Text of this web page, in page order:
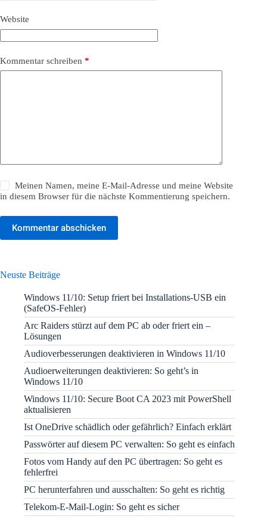
Website
Kommentar schreiben *
Meinen Namen, meine E-Mail-Adresse und meine Website
in diesem Browser für die nächste Kommentierung speichern.
Kommentar abschicken
Neuste Beiträge
Windows 11/10: Setup friert bei Installations-USB ein
(SafeOS-Fehler)
Arc Raiders stürzt auf dem PC ab oder friert ein –
Lösungen
Audioverbesserungen deaktivieren in Windows 11/10
Audioerweiterungen deaktivieren: So geht’s in
Windows 11/10
Windows 11/10: Secure Boot CA 2023 mit PowerShell
aktualisieren
Ist OneDrive schädlich oder gefährlich? Einfach erklärt
Passwörter auf diesem PC verwalten: So geht es einfach
Fotos vom Handy auf den PC übertragen: So geht es
fehlerfrei
PC herunterfahren und ausschalten: So geht es richtig
Telekom-E-Mail-Login: So geht es sicher